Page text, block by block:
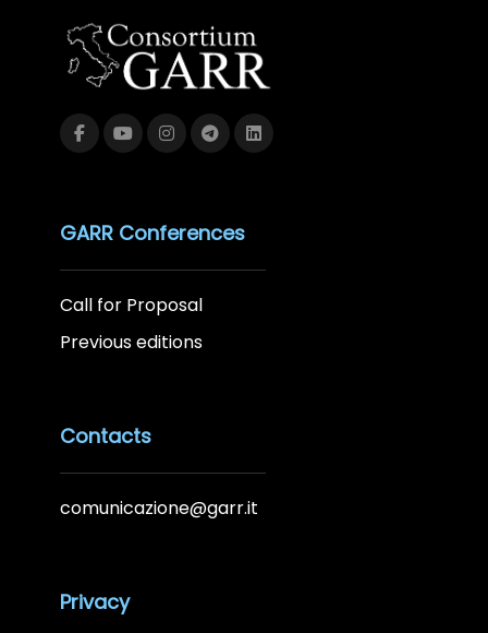
GARR Conferences
Call for Proposal
Previous editions
Contacts
comunicazione@garr.it
Privacy